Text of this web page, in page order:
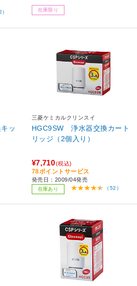
） 在庫限り
ッ
三菱ケミカルクリンスイ
HGC9SW 浄水器交換カート
リッジ（2個入り）
¥7,710(税込)
78ポイントサービス
発売日：2009/04発売
在庫あり （52）